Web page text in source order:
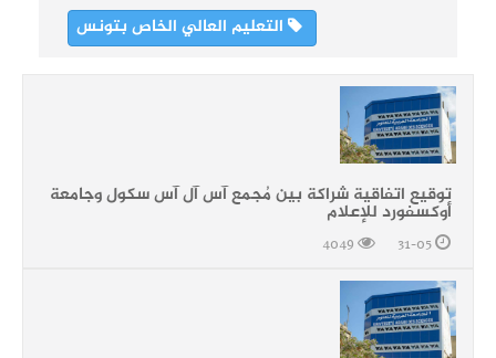
التعليم العالي الخاص بتونس
توقيع اتفاقية شراكة بين مُجمع آس آل آس سكول وجامعة
أوكسفورد للإعلام